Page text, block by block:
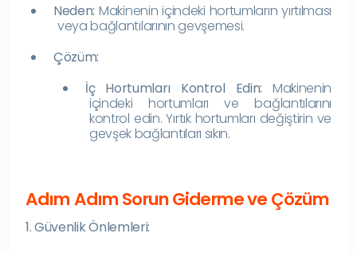
Neden: Makinenin içindeki hortumların yırtılması
veya bağlantılarının gevşemesi.
Çözüm:
İç Hortumları Kontrol Edin: Makinenin
içindeki hortumları ve bağlantılarını
kontrol edin. Yırtık hortumları değiştirin ve
gevşek bağlantıları sıkın.
Adım Adım Sorun Giderme ve Çözüm
1. Güvenlik Önlemleri: